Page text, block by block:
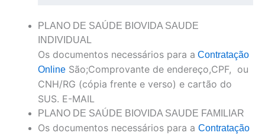
PLANO DE SAÚDE BIOVIDA SAUDE
INDIVIDUAL
Os documentos necessários para a Contratação
Online São;Comprovante de endereço,CPF, ou
CNH/RG (cópia frente e verso) e cartão do
SUS. E-MAIL
PLANO DE SAÚDE BIOVIDA SAUDE FAMILIAR
Os documentos necessários para a Contratação